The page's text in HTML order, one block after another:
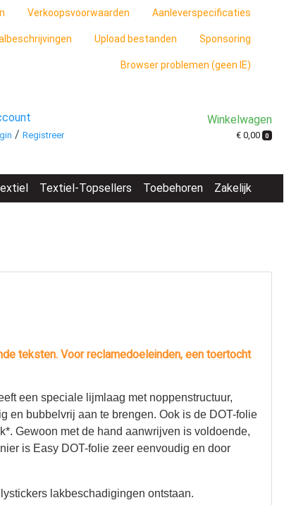
Verkoopsvoorwaarden Aanleverspecificaties
Upload bestanden Sponsoring
Browser problemen (geen IE)
/Registreer
Winkelwagen
€ 0,00 0
Textiel-Topsellers Toebehoren Zakelijk
teksten. Voor reclamedoeleinden, een toertocht
een speciale lijmlaag met noppenstructuur,
en bubbelvrij aan te brengen. Ook is de DOT-folie
Gewoon met de hand aanwrijven is voldoende,
is Easy DOT-folie zeer eenvoudig en door
lakbeschadigingen ontstaan.